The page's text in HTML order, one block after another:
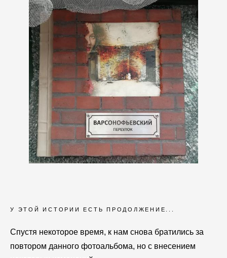
У ЭТОЙ ИСТОРИИ ЕСТЬ ПРОДОЛЖЕНИЕ...
Спустя некоторое время, к нам снова братились за
повтором данного фотоальбома, но с внесением